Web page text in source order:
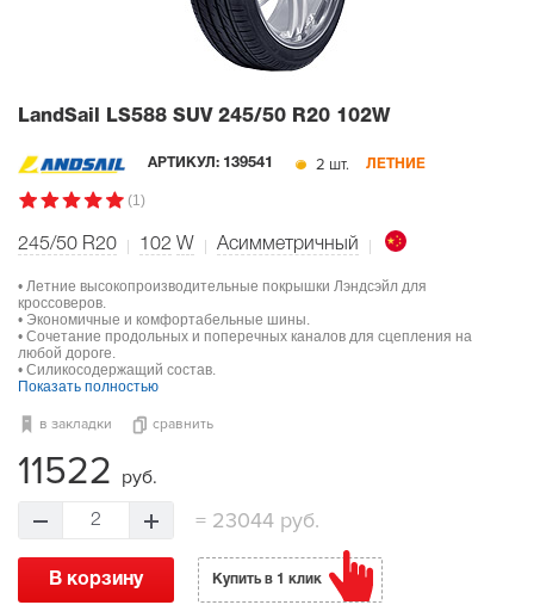
LandSail LS588 SUV 245/50 R20 102W
АРТИКУЛ: 139541 2 шт. ЛЕТНИЕ
(1)
245/50 R20 102 W Асимметричный
• Летние высокопроизводительные покрышки Лэндсэйл для
кроссоверов.
• Экономичные и комфортабельные шины.
• Сочетание продольных и поперечных каналов для сцепления на
любой дороге.
• Силикосодержащий состав.
Показать полностью
в закладки сравнить
11522 руб.
2 =23044 руб.
В корзину Купить в 1 клик